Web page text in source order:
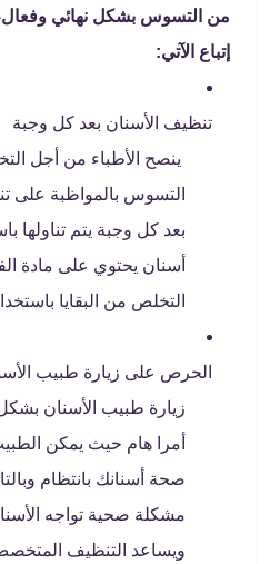
من التسوس بشكل نهائي
إتباع الآتي:
تنظيف الأسنان بعد كل وجبة
ينصح الأطباء من أجل
التسوس بالمواظبة على
بعد كل وجبة يتم تناولها
أسنان يحتوي على مادة
التخلص من البقايا
الحرص على زيارة طبيب
زيارة طبيب الأسنان
أمرا هام حيث يمكن
صحة أسنانك بانتظام
مشكلة صحية تواجه
ويساعد التنظيف